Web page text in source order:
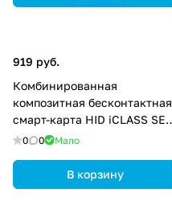
919 руб.
Комбинированная
композитная бесконтактная
смарт-карта HID iCLASS SE
UHF и iCLASS SR 32k bit
0 0 Мало
В корзину